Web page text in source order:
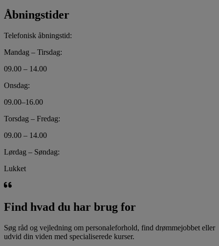
Åbningstider
Telefonisk åbningstid:
Mandag – Tirsdag:
09.00 – 14.00
Onsdag:
09.00–16.00
Torsdag – Fredag:
09.00 – 14.00
Lørdag – Søndag:
Lukket
Find hvad du har brug for
Søg råd og vejledning om personaleforhold, find drømmejobbet eller
udvid din viden med specialiserede kurser.